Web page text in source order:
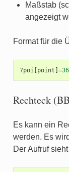
Maßstab
angezeigt
Format für die
?poi[ point =
Rechteck
Es kann ein
werden. Es
Der Aufruf